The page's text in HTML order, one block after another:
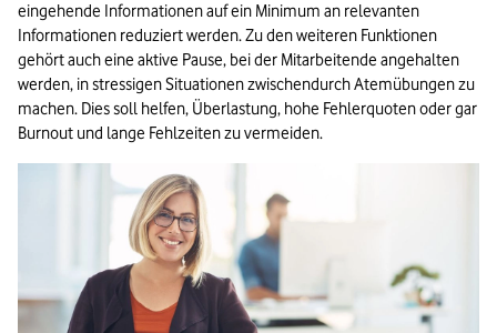
eingehende Informationen auf ein Minimum an relevanten
Informationen reduziert werden. Zu den weiteren Funktionen
gehört auch eine aktive Pause, bei der Mitarbeitende angehalten
werden, in stressigen Situationen zwischendurch Atemübungen zu
machen. Dies soll helfen, Überlastung, hohe Fehlerquoten oder gar
Burnout und lange Fehlzeiten zu vermeiden.